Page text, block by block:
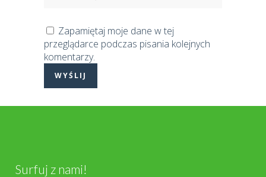
Zapamiętaj moje dane w tej
przeglądarce podczas pisania kolejnych
komentarzy.
Surfuj z nami!